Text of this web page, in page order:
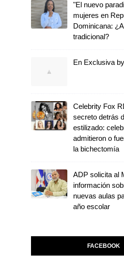
"El nuevo
mujeres en
Dominicana:
tradicional?
En Exclusiva
Celebrity Fox
secreto detrás
estilizado:
admitieron o
la bichectomía
ADP solicita al
información
nuevas aulas
año escolar
FACEBOOK